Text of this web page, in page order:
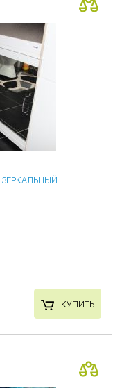
ЗЕРКАЛЬНЫЙ
КУПИТЬ